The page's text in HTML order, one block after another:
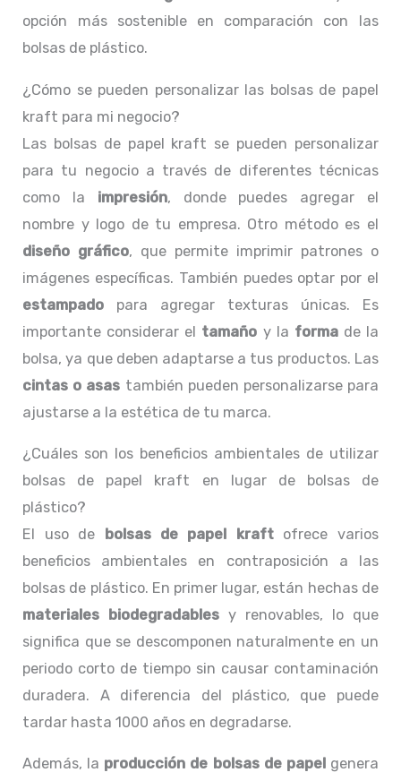
opción más sostenible en comparación con las
bolsas de plástico.
¿Cómo se pueden personalizar las bolsas de papel
kraft para mi negocio?
Las bolsas de papel kraft se pueden personalizar
para tu negocio a través de diferentes técnicas
como la impresión, donde puedes agregar el
nombre y logo de tu empresa. Otro método es el
diseño gráfico, que permite imprimir patrones o
imágenes específicas. También puedes optar por el
estampado para agregar texturas únicas. Es
importante considerar el tamaño y la formade la
bolsa, ya que deben adaptarse a tus productos. Las
cintas o asas también pueden personalizarse para
ajustarse a la estética de tu marca.
¿Cuáles son los beneficios ambientales de utilizar
bolsas de papel kraft en lugar de bolsas de
plástico?
El uso de bolsas de papel kraftofrece varios
beneficios ambientales en contraposición a las
bolsas de plástico. En primer lugar, están hechas de
materiales biodegradables y renovables, lo que
significa que se descomponen naturalmente en un
periodo corto de tiempo sin causar contaminación
duradera. A diferencia del plástico, que puede
tardar hasta 1000 años en degradarse.
Además, la producción de bolsas de papel genera